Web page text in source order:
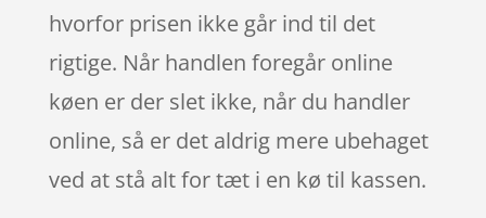
hvorfor prisen ikke går ind til det
rigtige. Når handlen foregår online
køen er der slet ikke, når du handler
online, så er det aldrig mere ubehaget
ved at stå alt for tæt i en kø til kassen.